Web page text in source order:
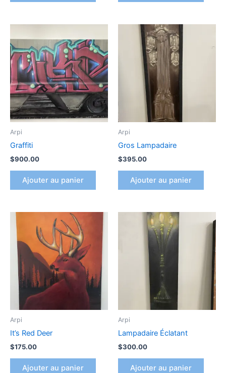
Arpi
Graffiti
$900.00
Ajouter au panier
Arpi
Gros Lampadaire
$395.00
Ajouter au panier
Arpi
It’s Red Deer
$175.00
Ajouter au panier
Arpi
Lampadaire Éclatant
$300.00
Ajouter au panier